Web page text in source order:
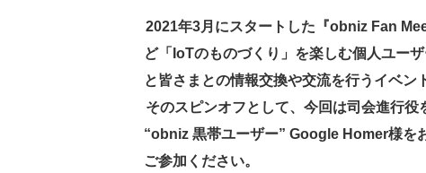
e
r o
k
a
2021年3月にスタートした『obniz Fan
ど「IoTのものづくり」を楽しむ個人ユー
と皆さまとの情報交換や交流を行うイベン
そのスピンオフとして、今回は司会進行
“obniz 黒帯ユーザー” Google Homer様を
ご参加ください。